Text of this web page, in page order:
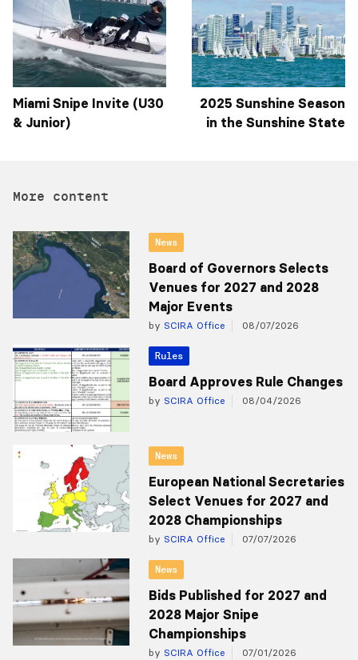
Miami Snipe Invite (U30
& Junior)
2025 Sunshine Season
in the Sunshine State
More content
News
Board of Governors Selects
Venues for 2027 and 2028
Major Events
by SCIRA Office 08/07/2026
Rules
Board Approves Rule Changes
by SCIRA Office 08/04/2026
News
European National Secretaries
Select Venues for 2027 and
2028 Championships
by SCIRA Office 07/07/2026
News
Bids Published for 2027 and
2028 Major Snipe
Championships
by SCIRA Office 07/01/2026